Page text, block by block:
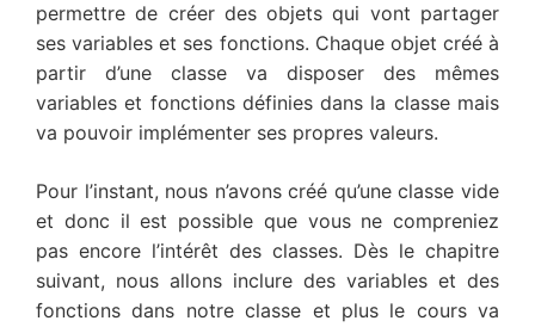
permettre de créer des objets qui vont partager
ses variables et ses fonctions. Chaque objet créé à
partir d’une classe va disposer des mêmes
variables et fonctions définies dans la classe mais
va pouvoir implémenter ses propres valeurs.
Pour l’instant, nous n’avons créé qu’une classe vide
et donc il est possible que vous ne compreniez
pas encore l’intérêt des classes. Dès le chapitre
suivant, nous allons inclure des variables et des
fonctions dans notre classe et plus le cours va